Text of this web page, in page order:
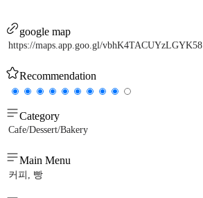
google map
https://maps.app.goo.gl/vbhK4TACUYzLGYK58
Recommendation
Category
Cafe/Dessert/Bakery
Main Menu
커피, 빵